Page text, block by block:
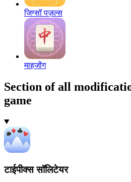
जिग्सॉ पज़ल्स
माहजोंग
Section of all
game
टाईपीक्स सॉलिटेयर